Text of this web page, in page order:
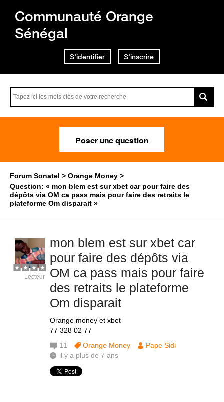
Communauté Orange
Sénégal
S'identifier S'inscrire
Poser une question
Forum Sonatel
Orange Money
Question: « mon blem est sur xbet car pour faire des
dépôts via OM ca pass mais pour faire des retraits le
plateforme Om disparait »
mon blem est sur xbet car
pour faire des dépôts via
OM ca pass mais pour faire
des retraits le plateforme
Om disparait
Orange money et xbet
77 328 02 77
Lecteur
11 Orange Money
Pape Sidi
il y a plus de 7 ans